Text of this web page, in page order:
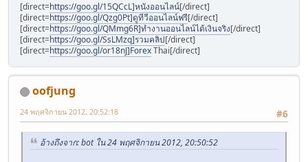
[direct=https://goo.gl/15QCcL]หนังออนไลน์[/direct]
[direct=https://goo.gl/Qzg0Pt]ดูทีวีออนไลน์ฟรี[/direct]
[direct=https://goo.gl/QMmg6R]ทำงานออนไลน์ได้เงินจริง[/direct]
[direct=https://goo.gl/SsLMzq]รวมคลิป[/direct]
[direct=https://goo.gl/or18nJ]ForexThai[/direct]
oofjung
#6
24 พฤศจิกายน 2012, 20:52:18
อ้างถึงจาก: bot ใน 24 พฤศจิกายน 2012, 20:50:52